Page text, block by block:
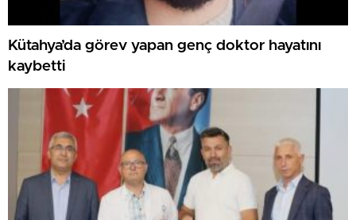
Kütahya’da görev yapan genç doktor hayatını
kaybetti